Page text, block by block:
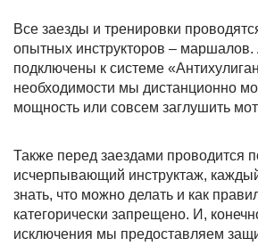
Все заезды и тренировки
опытных инструкторов –
подключены к системе
необходимости мы дистанционно
мощность или совсем заглушить
Также перед заездами проводится
исчерпывающий инструктаж,
знать, что можно делать и как
категорически запрещено. И,
исключения мы предоставляем